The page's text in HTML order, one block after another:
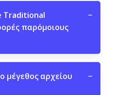
Traditional
παρόμοιους
−
μέγεθος αρχείου
−